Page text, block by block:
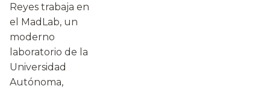
Reyes trabaja en
el MadLab, un
moderno
laboratorio de la
Universidad
Autónoma,